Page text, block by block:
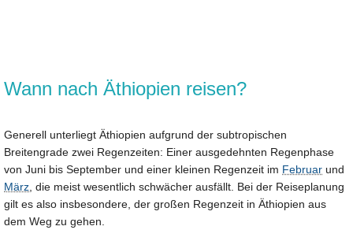
Wann nach Äthiopien reisen?
Generell unterliegt Äthiopien aufgrund der subtropischen
Breitengrade zwei Regenzeiten: Einer ausgedehnten Regenphase
von Juni bis September und einer kleinen Regenzeit im Februar und
März , die meist wesentlich schwächer ausfällt. Bei der Reiseplanung
gilt es also insbesondere, der großen Regenzeit in Äthiopien aus
dem Weg zu gehen.